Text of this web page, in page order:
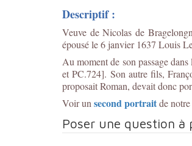
Descriptif :
Veuve de Nicolas de
épousé le 6 janvier 1637 Louis
Au moment de son passage
et PC.724]. Son autre fils,
proposait Roman, devait donc
Voir un second portraitde
Poser une question à